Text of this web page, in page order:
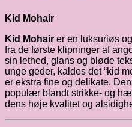
Kid Mohair
Kid Mohair er en luksuriøs
fra de første klipninger af
sin lethed, glans og bløde
unge geder, kaldes det “kid
er ekstra fine og delikate.
populær blandt strikke- og
dens høje kvalitet og